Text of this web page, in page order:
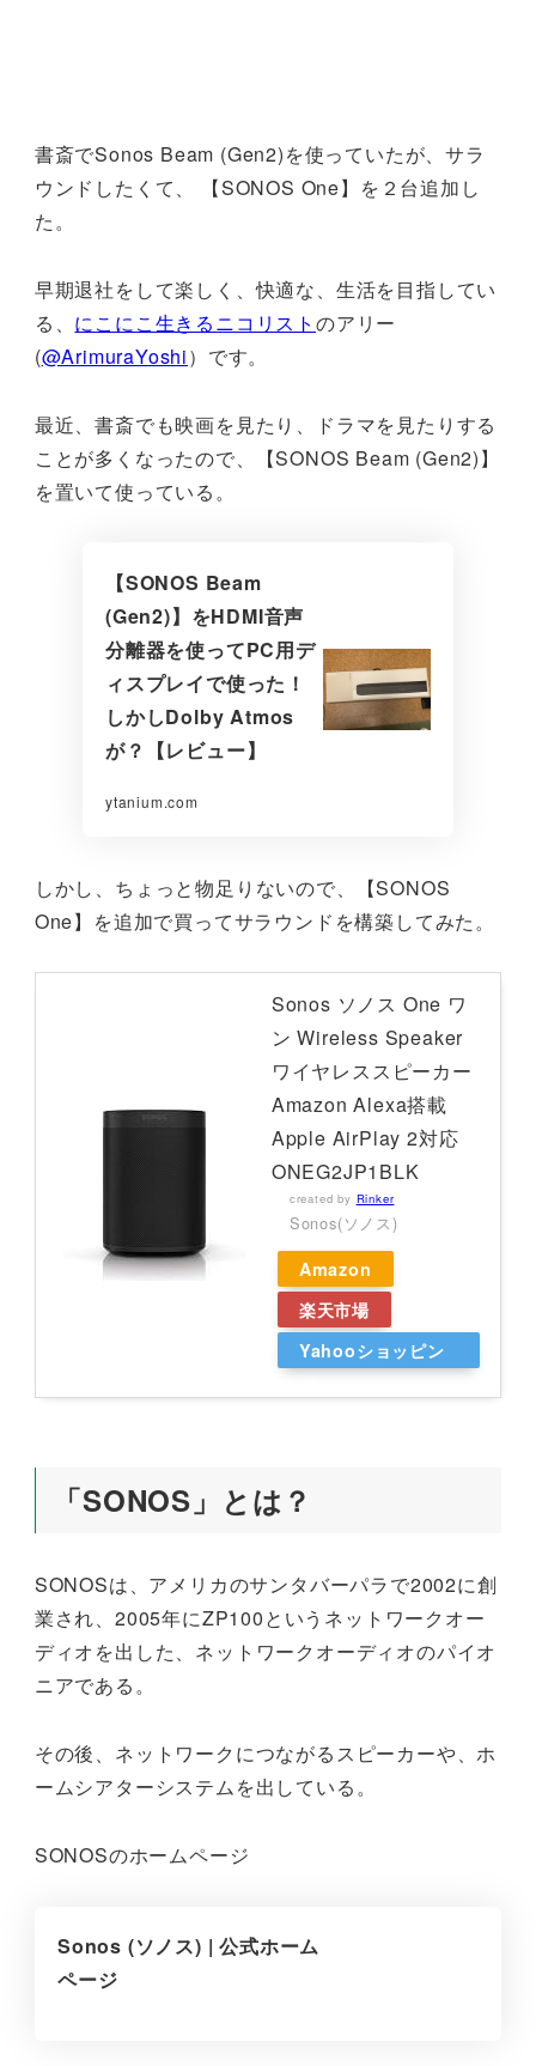
書斎でSonos Beam (Gen2)を使っていたが、サラ
ウンドしたくて、 【SONOS One】を２台追加し
た。
早期退社をして楽しく、快適な、生活を目指してい
る、 にこにこ生きるニコリストのアリー
(@ArimuraYoshi）です。
最近、書斎でも映画を見たり、ドラマを見たりする
ことが多くなったので、【SONOS Beam (Gen2)】
を置いて使っている。
【SONOS Beam
(Gen2)】をHDMI音声
分離器を使ってPC用デ
ィスプレイで使った！
しかしDolby Atmos
が？【レビュー】
ytanium.com
しかし、ちょっと物足りないので、【SONOS
One】を追加で買ってサラウンドを構築してみた。
Sonos ソノス One ワ
ン Wireless Speaker
ワイヤレススピーカー
Amazon Alexa搭載
Apple AirPlay 2対応
ONEG2JP1BLK
created by Rinker
Sonos(ソノス)
Amazon
楽天市場
Yahooショッピン
「SONOS」とは？
SONOSは、アメリカのサンタバーパラで2002に創
業され、2005年にZP100というネットワークオー
ディオを出した、ネットワークオーディオのパイオ
ニアである。
その後、ネットワークにつながるスピーカーや、ホ
ームシアターシステムを出している。
SONOSのホームページ
Sonos (ソノス) | 公式ホーム
ページ